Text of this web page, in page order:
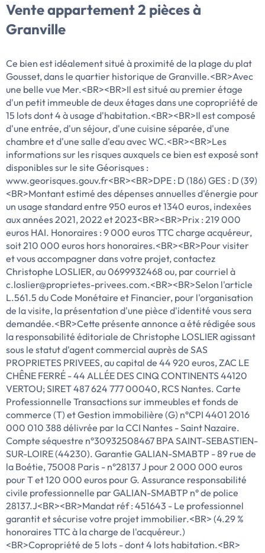
Vente appartement 2 pièces à
Granville
Ce bien est idéalement situé à proximité de la plage du plat
Gousset, dans le quartier historique de Granville.<BR>Avec
une belle vue Mer.<BR><BR>Il est situé au premier étage
d'un petit immeuble de deux étages dans une copropriété de
15 lots dont 4 à usage d'habitation.<BR><BR>Il est composé
d'une entrée, d'un séjour, d'une cuisine séparée, d'une
chambre et d'une salle d'eau avec WC.<BR><BR>Les
informations sur les risques auxquels ce bien est exposé sont
disponibles sur le site Géorisques :
www.georisques.gouv.fr<BR><BR>DPE : D (186) GES : D (39)
<BR>Montant estimé des dépenses annuelles d'énergie pour
un usage standard entre 950 euros et 1340 euros, indexées
aux années 2021, 2022 et 2023<BR><BR>Prix : 219 000
euros HAI. Honoraires : 9 000 euros TTC charge acquéreur,
soit 210 000 euros hors honoraires.<BR><BR>Pour visiter
et vous accompagner dans votre projet, contactez
Christophe LOSLIER, au 0699932468 ou, par courriel à
c.loslier@proprietes-privees.com.<BR><BR>Selon l'article
L.561.5 du Code Monétaire et Financier, pour l'organisation
de la visite, la présentation d'une pièce d'identité vous sera
demandée.<BR>Cette présente annonce a été rédigée sous
la responsabilité éditoriale de Christophe LOSLIER agissant
sous le statut d'agent commercial auprès de SAS
PROPRIETES PRIVEES, au capital de 44 920 euros, ZAC LE
CHÊNE FERRÉ - 44 ALLÉE DES CINQ CONTINENTS 44120
VERTOU; SIRET 487 624 777 00040, RCS Nantes. Carte
Professionnelle Transactions sur immeubles et fonds de
commerce (T) et Gestion immobilière (G) n°CPI 4401 2016
000 010 388 délivrée par la CCI Nantes - Saint Nazaire.
Compte séquestre n°30932508467 BPA SAINT-SEBASTIEN-
SUR-LOIRE (44230). Garantie GALIAN-SMABTP - 89 rue de
la Boétie, 75008 Paris - n°28137 J pour 2 000 000 euros
pour T et 120 000 euros pour G. Assurance responsabilité
civile professionnelle par GALIAN-SMABTP n° de police
28137.J<BR><BR>Mandat réf : 451643 - Le professionnel
garantit et sécurise votre projet immobilier.<BR> (4.29 %
honoraires TTC à la charge de l'acquéreur.)
<BR>Copropriété de 5 lots - dont 4 lots habitation.<BR>